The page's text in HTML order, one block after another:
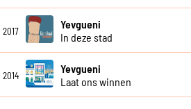
2017
Yevgueni
In deze stad
2014
Yevgueni
Laat ons winnen